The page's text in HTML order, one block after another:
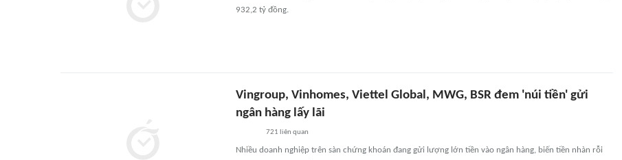
932,2 tỷ đồng.
Vingroup, Vinhomes, Viettel Global, MWG, BSR đem 'núi tiền' gửi
ngân hàng lấy lãi
721 liên quan
Nhiều doanh nghiệp trên sàn chứng khoán đang gửi lượng lớn tiền vào ngân hàng, biến tiền nhàn rỗi